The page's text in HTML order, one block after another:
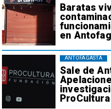
Baratas
en
Sale de
ANTOFAGASTA